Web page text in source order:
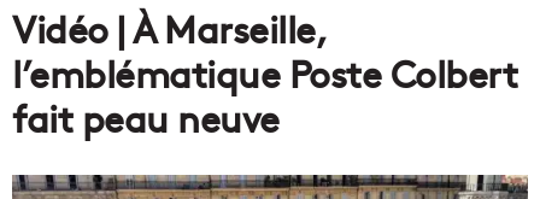
Vidéo | À Marseille,
l’emblématique Poste Colbert
fait peau neuve